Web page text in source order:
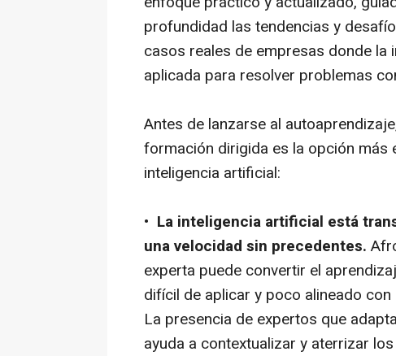
profundidad las tendencias y
casos reales de empresas donde
aplicada para resolver problemas
Antes de lanzarse al
formación dirigida es la opción
inteligencia artificial:
• La inteligencia artificial está
una velocidad sin precedentes.
experta puede convertir el
difícil de aplicar y poco alineado
La presencia de expertos que
ayuda a contextualizar y aterrizar